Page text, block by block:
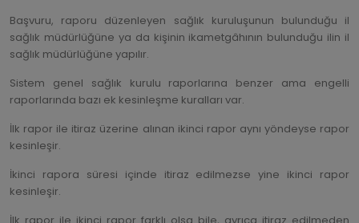
Başvuru, raporu düzenleyen sağlık kuruluşunun bulunduğu il
sağlık müdürlüğüne ya da kişinin ikametgâhının bulunduğu ilin il
sağlık müdürlüğüne yapılır.
Sistem genel sağlık kurulu raporlarına benzer ama engelli
raporlarında bazı ek kesinleşme kuralları var.
İlk rapor ile itiraz üzerine alınan ikinci rapor aynı yöndeyse rapor
kesinleşir.
İkinci rapora süresi içinde itiraz edilmezse yine ikinci rapor
kesinleşir.